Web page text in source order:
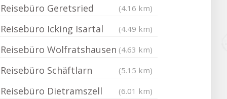
Reisebüro Geretsried (4.16 km)
Reisebüro Icking Isartal (4.49 km)
Reisebüro Wolfratshausen (4.63 km)
Reisebüro Schäftlarn (5.15 km)
Reisebüro Dietramszell (6.01 km)